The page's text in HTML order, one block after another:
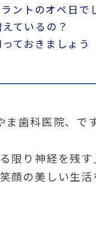
ントのオペ日で
ているの？
ておきましょう
歯科医院、で
限り神経を残
顔の美しい生